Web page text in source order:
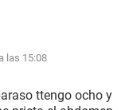
las 15:08
ttengo ocho y